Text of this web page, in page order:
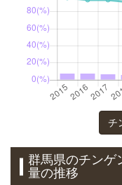
チ
群馬県のチンゲ
量の推移